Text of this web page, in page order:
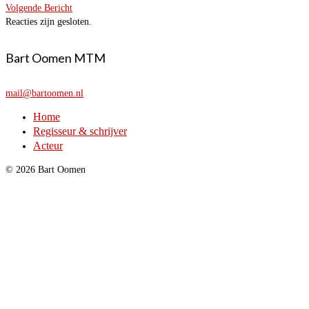
Volgende Bericht
Reacties zijn gesloten.
Bart Oomen MTM
mail@bartoomen.nl
Home
Regisseur & schrijver
Acteur
© 2026 Bart Oomen